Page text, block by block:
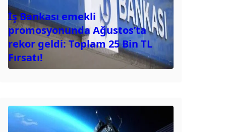
İş Bankası emekli
promosyonunda Ağustos’ta
rekor geldi: Toplam 25 Bin TL
Fırsatı!